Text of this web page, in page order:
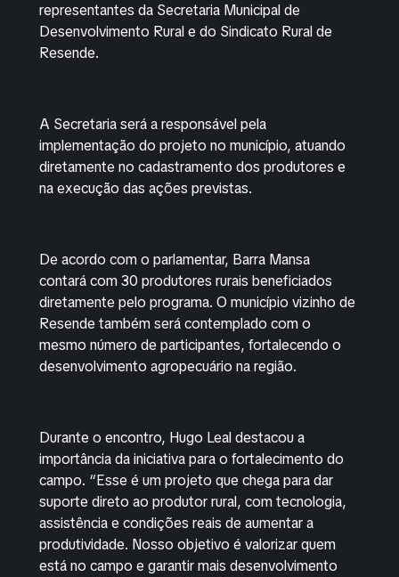
representantes da Secretaria Municipal de
Desenvolvimento Rural e do Sindicato Rural de
Resende.
A Secretaria será a responsável pela
implementação do projeto no município, atuando
diretamente no cadastramento dos produtores e
na execução das ações previstas.
De acordo com o parlamentar, Barra Mansa
contará com 30 produtores rurais beneficiados
diretamente pelo programa. O município vizinho de
Resende também será contemplado com o
mesmo número de participantes, fortalecendo o
desenvolvimento agropecuário na região.
Durante o encontro, Hugo Leal destacou a
importância da iniciativa para o fortalecimento do
campo. “Esse é um projeto que chega para dar
suporte direto ao produtor rural, com tecnologia,
assistência e condições reais de aumentar a
produtividade. Nosso objetivo é valorizar quem
está no campo e garantir mais desenvolvimento